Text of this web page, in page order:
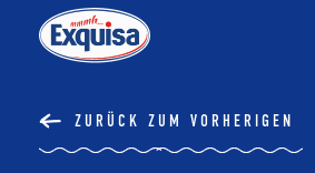
ZURÜCK ZUM VORHERIGEN